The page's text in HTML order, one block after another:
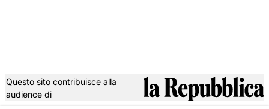
Questo sito contribuisce alla
audience di